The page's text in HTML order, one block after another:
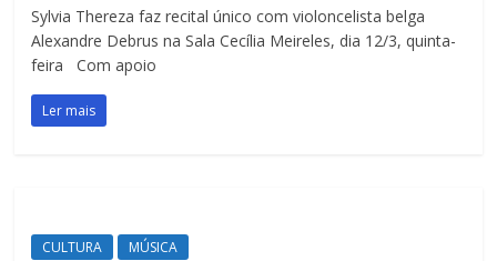
Sylvia Thereza faz recital único com violoncelista belga
Alexandre Debrus na Sala Cecília Meireles, dia 12/3, quinta-
feira Com apoio
Ler mais
CULTURA MÚSICA